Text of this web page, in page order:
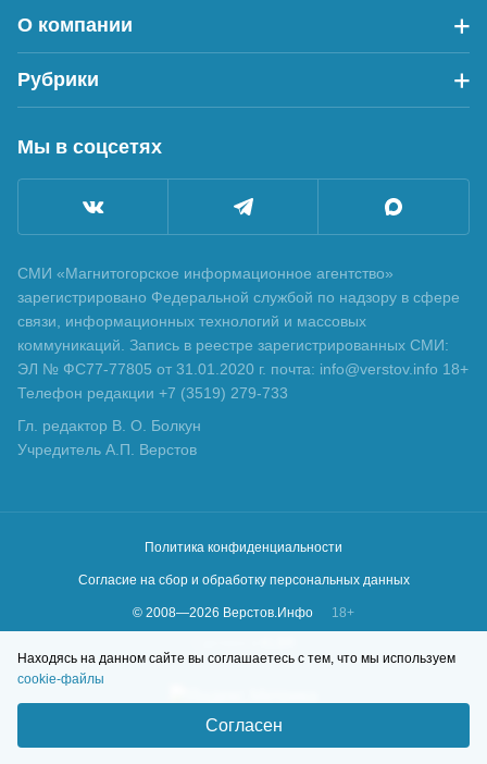
О компании
Рубрики
Мы в соцсетях
СМИ «Магнитогорское информационное агентство»
зарегистрировано Федеральной службой по надзору в сфере
связи, информационных технологий и массовых
коммуникаций. Запись в реестре зарегистрированных СМИ:
ЭЛ № ФС77-77805 от 31.01.2020 г. почта: info@verstov.info 18+
Телефон редакции +7 (3519) 279-733
Гл. редактор В. О. Болкун
Учредитель А.П. Верстов
Политика конфиденциальности
Согласие на сбор и обработку персональных данных
© 2008—2026 Верстов.Инфо
18+
Находясь на данном сайте вы соглашаетесь с тем, что мы используем
cookie-файлы
Согласен